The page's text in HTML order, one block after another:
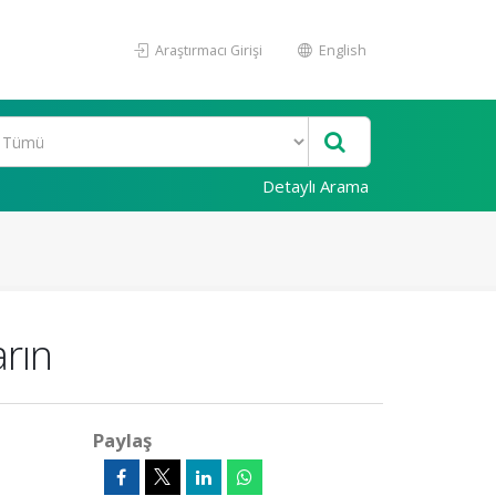
Araştırmacı Girişi English
Detaylı Arama
Paylaş